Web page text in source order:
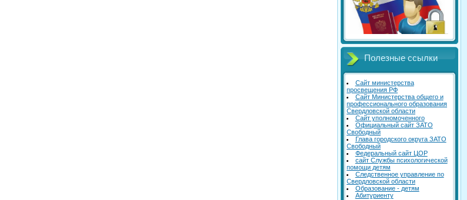
Полезные ссылки
Сайт министерства
просвещения РФ
Сайт Министерства общего и
профессионального образования
Свердловской области
Сайт уполномоченного
Официальный сайт ЗАТО
Свободный
Глава городского округа ЗАТО
Свободный
Федеральный сайт ЦОР
сайт Службы психологической
помощи детям
Следственное управление по
Свердловской области
Образование - детям
Абитуриенту